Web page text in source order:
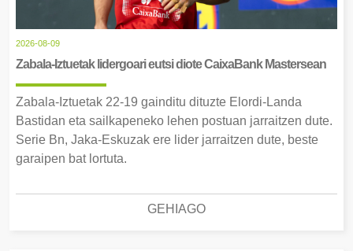
2026-08-09
Zabala-Iztuetak lidergoari eutsi diote CaixaBank Mastersean
Zabala-Iztuetak 22-19 gainditu dituzte Elordi-Landa
Bastidan eta sailkapeneko lehen postuan jarraitzen dute.
Serie Bn, Jaka-Eskuzak ere lider jarraitzen dute, beste
garaipen bat lortuta.
GEHIAGO